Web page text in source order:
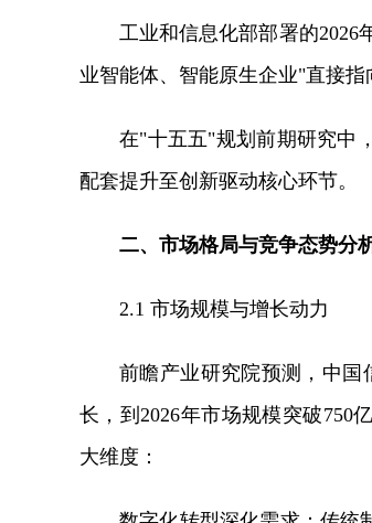
工业和信息化部部署的2026
业智能体、智能原生企业"直接指
在"十五五"规划前期研究中
配套提升至创新驱动核心环节。
二、市场格局与竞争态势分
2.1 市场规模与增长动力
前瞻产业研究院预测，中国
长，到2026年市场规模突破750
大维度：